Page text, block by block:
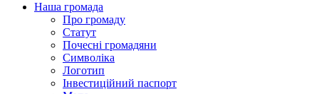
Наша громада
Про громаду
Статут
Почесні громадяни
Символіка
Логотип
Інвестиційний паспорт